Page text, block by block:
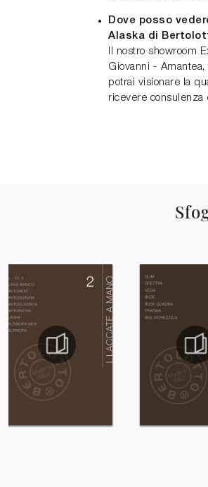
Dove posso
Alaska di
Il nostro showroom
Giovanni -
potrai visionare la
ricevere consulenza